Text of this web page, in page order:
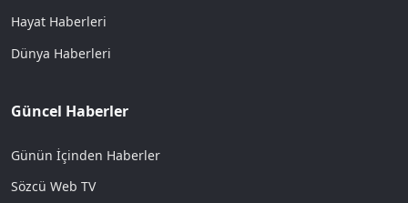
Hayat Haberleri
Dünya Haberleri
Güncel Haberler
Günün İçinden Haberler
Sözcü Web TV